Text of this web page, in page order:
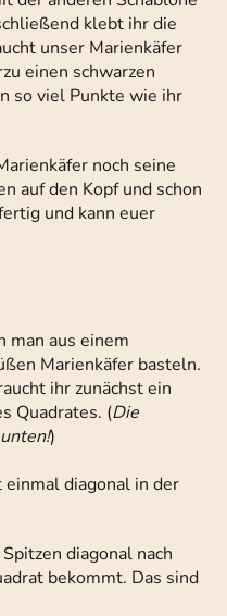
klebt ihr die
unser Marienkäfer
einen schwarzen
so viel Punkte wie ihr
noch seine
auf den Kopf und schon
und kann euer
man aus einem
Marienkäfer basteln.
ihr zunächst ein
Quadrates. (Die
)
diagonal in der
diagonal nach
bekommt. Das sind